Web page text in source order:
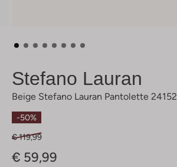
Stefano Lauran
Beige Stefano Lauran Pantolette 24152
-50%
€ 119,99
€ 59,99